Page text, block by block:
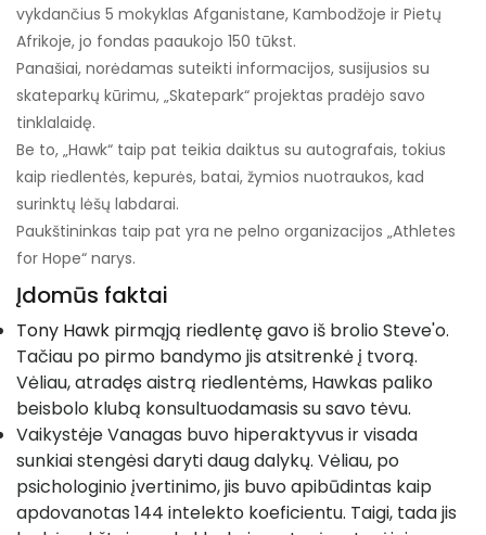
vykdančius 5 mokyklas Afganistane, Kambodžoje ir Pietų
Afrikoje, jo fondas paaukojo 150 tūkst.
Panašiai, norėdamas suteikti informacijos, susijusios su
skateparkų kūrimu, „Skatepark“ projektas pradėjo savo
tinklalaidę.
Be to, „Hawk“ taip pat teikia daiktus su autografais, tokius
kaip riedlentės, kepurės, batai, žymios nuotraukos, kad
surinktų lėšų labdarai.
Paukštininkas taip pat yra ne pelno organizacijos „Athletes
for Hope“ narys.
Įdomūs faktai
Tony Hawk pirmąją riedlentę gavo iš brolio Steve'o.
Tačiau po pirmo bandymo jis atsitrenkė į tvorą.
Vėliau, atradęs aistrą riedlentėms, Hawkas paliko
beisbolo klubą konsultuodamasis su savo tėvu.
Vaikystėje Vanagas buvo hiperaktyvus ir visada
sunkiai stengėsi daryti daug dalykų. Vėliau, po
psichologinio įvertinimo, jis buvo apibūdintas kaip
apdovanotas 144 intelekto koeficientu. Taigi, tada jis